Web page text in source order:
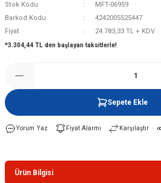
Stok Kodu
MFT-06959
Barkod Kodu
4242005525447
Fiyat
24.783,33 TL + KDV
*3.304,44 TL den başlayan taksitlerle!
Sepete Ekle
Yorum Yaz Fiyat Alarmı Karşılaştır
Ürün Bilgisi